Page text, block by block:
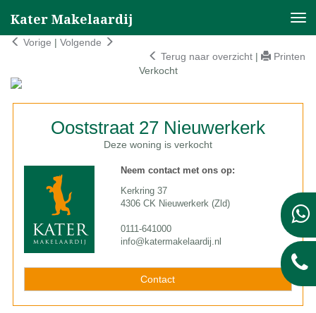
Kater Makelaardij
Vorige | Volgende
Terug naar overzicht |
Printen
Verkocht
Ooststraat 27 Nieuwerkerk
Deze woning is verkocht
Neem contact met ons op:
Kerkring 37
4306 CK Nieuwerkerk (Zld)
0111-641000
info@katermakelaardij.nl
Contact